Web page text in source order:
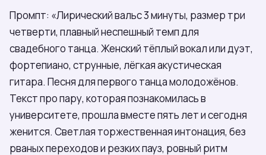
Промпт: «Лирический вальс 3 минуты, размер три
четверти, плавный неспешный темп для
свадебного танца. Женский тёплый вокал или дуэт,
фортепиано, струнные, лёгкая акустическая
гитара. Песня для первого танца молодожёнов.
Текст про пару, которая познакомилась в
университете, прошла вместе пять лет и сегодня
женится. Светлая торжественная интонация, без
рваных переходов и резких пауз, ровный ритм